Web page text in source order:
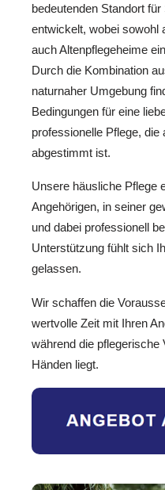
bedeutenden Standort
entwickelt, wobei sowohl
auch Altenpflegeheime
Durch die Kombination
naturnaher Umgebung
Bedingungen für eine
professionelle Pflege, die
abgestimmt ist.
Unsere häusliche Pflege
Angehörigen, in seiner
und dabei professionell
Unterstützung fühlt sich
gelassen.
Wir schaffen die
wertvolle Zeit mit Ihren
während die pflegerische
Händen liegt.